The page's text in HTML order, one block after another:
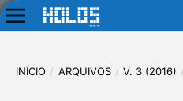
INÍCIO / ARQUIVOS / V. 3 (2016) /